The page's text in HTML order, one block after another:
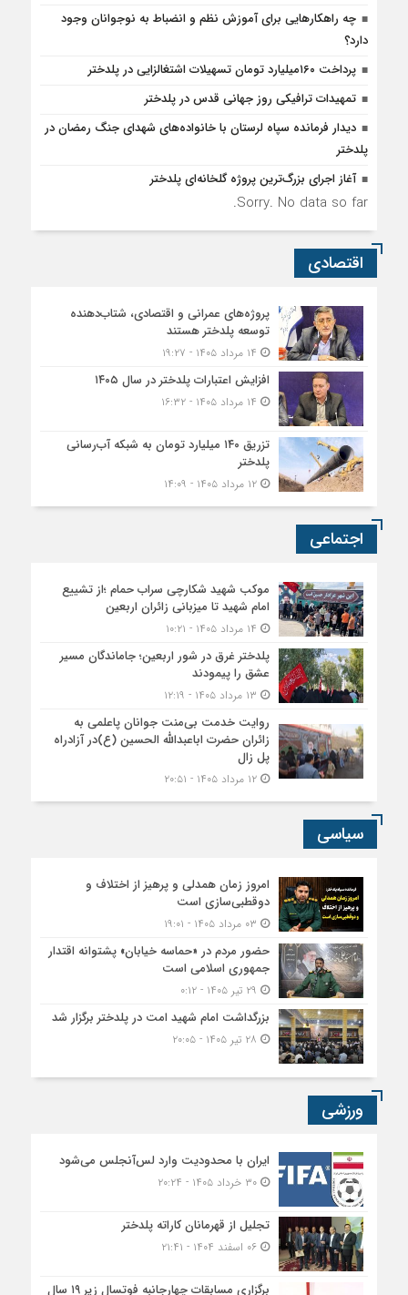
چه راهکارهایی برای آموزش نظم و انضباط به نوجوانان وجود
دارد؟
پرداخت ۱۶۰میلیارد تومان تسهیلات اشتغالزایی در پلدختر
تمهیدات ترافیکی روز جهانی قدس در پلدختر
دیدار فرمانده سپاه لرستان با خانواده‌های شهدای جنگ رمضان در
پلدختر
آغاز اجرای بزرگ‌ترین پروژه گلخانه‌ای پلدختر
Sorry. No data so far.
اقتصادی
پروژه‌های عمرانی و اقتصادی، شتاب‌دهنده
توسعه پلدختر هستند
افزایش اعتبارات پلدختر در سال ۱۴۰۵
تزریق ۱۴۰ میلیارد تومان به شبکه آب‌رسانی
پلدختر
۱۲ مرداد ۱۴۰۵ - ۱۴:۰۹
اجتماعی
موکب شهید شکارچی سراب حمام ؛از تشییع
امام شهید تا میزبانی زائران اربعین
پلدختر غرق در شور اربعین؛ جاماندگان مسیر
عشق را پیمودند
روایت خدمت بی‌منت جوانان پاعلمی به
زائران حضرت اباعبدالله الحسین (ع)در آزادراه
پل زال
۱۲ مرداد ۱۴۰۵ - ۲۰:۵۱
سیاسی
امروز زمان همدلی و پرهیز از اختلاف و
دوقطبی‌سازی است
حضور مردم در «حماسه خیابان» پشتوانه اقتدار
جمهوری اسلامی است
بزرگداشت امام شهید امت در پلدختر برگزار شد
ورزشی
ایران با محدودیت وارد لس‌آنجلس می‌شود
۳۰ خرداد ۱۴۰۵ - ۲۰:۲۴
تجلیل از قهرمانان کاراته پلدختر
۰۶ اسفند ۱۴۰۴ - ۲۱:۴۱
برگزاری مسابقات چهارجانبه فوتسال زیر ۱۹ سال